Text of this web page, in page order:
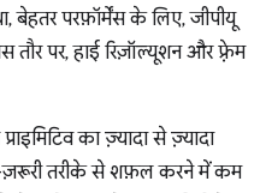
बेहतर परफ़ॉर्मेंस के लिए, जीपीयू
पर, हाई रिज़ॉल्यूशन और फ़्रेम
का ज़्यादा से ज़्यादा
ज़रूरी तरीके से शफ़ल करने में कम